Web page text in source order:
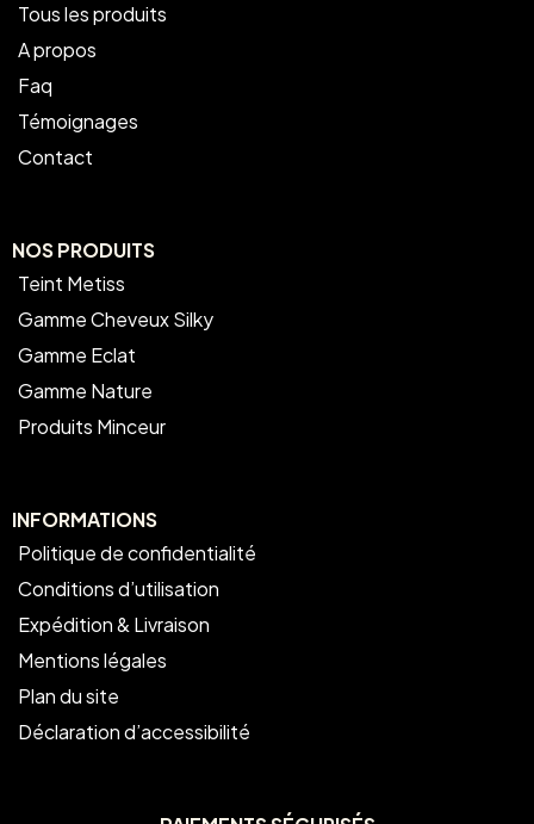
Tous les produits
A propos
Faq
Témoignages
Contact
NOS PRODUITS
Teint Metiss
Gamme Cheveux Silky
Gamme Eclat
Gamme Nature
Produits Minceur
INFORMATIONS
Politique de confidentialité
Conditions d’utilisation
Expédition & Livraison
Mentions légales
Plan du site
Déclaration d’accessibilité